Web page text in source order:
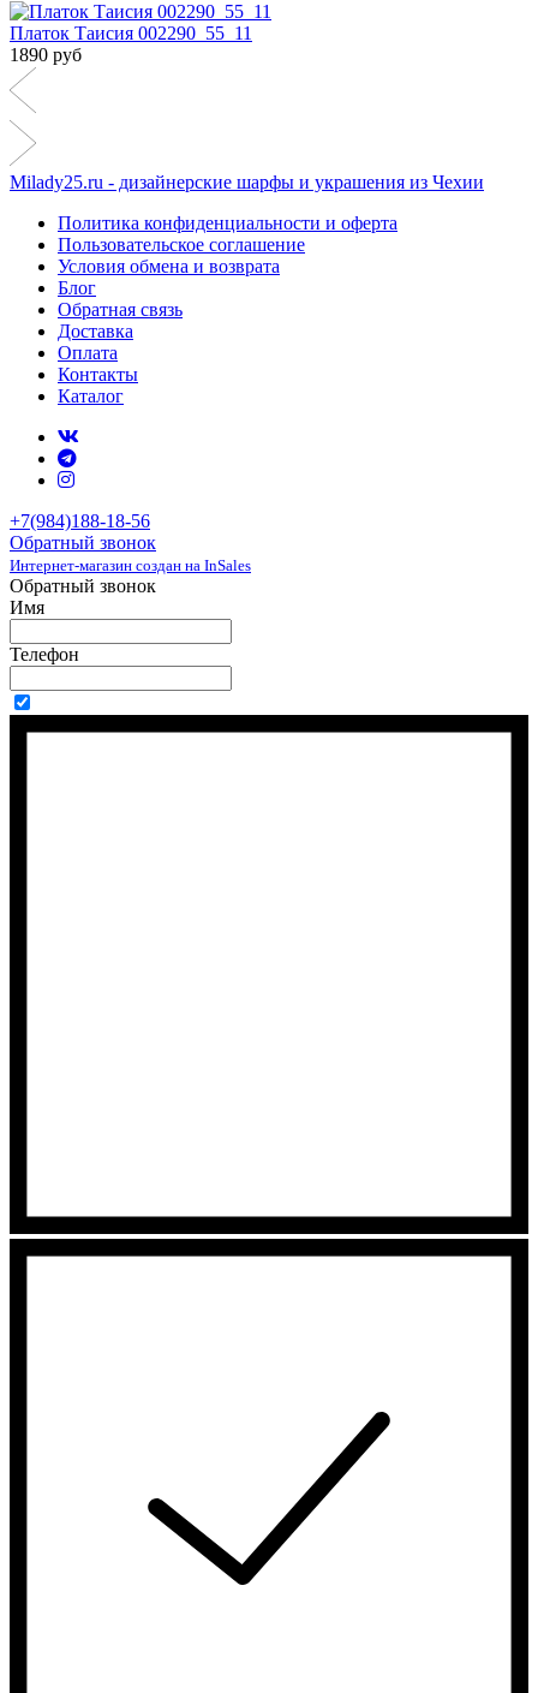
Платок Таисия 002290_55_11
1890 руб
Milady25.ru - дизайнерские шарфы и украшения из Чехии
Политика конфиденциальности и оферта
Пользовательское соглашение
Условия обмена и возврата
Блог
Обратная связь
Доставка
Оплата
Контакты
Каталог
+7(984)188-18-56
Обратный звонок
Интернет-магазин создан на InSales
Обратный звонок
Имя
Телефон